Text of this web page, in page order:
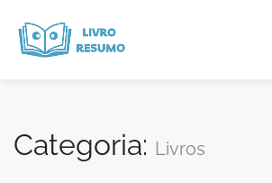
Categoria: Livros